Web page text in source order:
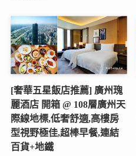
[奢華五星飯店推薦] 廣州瑰
麗酒店 開箱 @ 108層廣州天
際線地標,低奢舒適,高樓房
型視野極佳,超棒早餐,連結
百貨+地鐵